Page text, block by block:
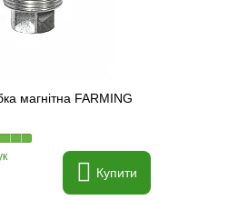
магнітна FARMING
Купити